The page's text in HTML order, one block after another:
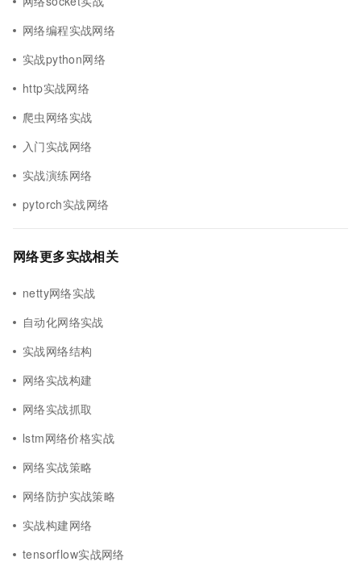
网络编程实战网络
实战python网络
http实战网络
爬虫网络实战
入门实战网络
实战演练网络
pytorch实战网络
网络更多实战相关
netty网络实战
自动化网络实战
实战网络结构
网络实战构建
网络实战抓取
lstm网络价格实战
网络实战策略
网络防护实战策略
实战构建网络
tensorflow实战网络